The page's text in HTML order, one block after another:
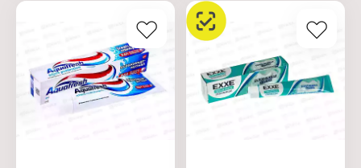
Особенность: резиновые
полипропилен, нейлон,
резина
Упаковка: блистер
Эффект: чистка между
зубов
Материал:
Упаковка: блистер